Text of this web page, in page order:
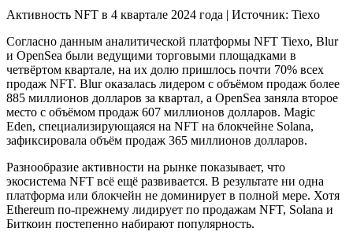
Активность NFT в 4 квартале 2024 года | Источник: Tiexo
Согласно данным аналитической платформы NFT Tiexo, Blur
и OpenSea были ведущими торговыми площадками в
четвёртом квартале, на их долю пришлось почти 70% всех
продаж NFT. Blur оказалась лидером с объёмом продаж более
885 миллионов долларов за квартал, а OpenSea заняла второе
место с объёмом продаж 607 миллионов долларов. Magic
Eden, специализирующаяся на NFT на блокчейне Solana,
зафиксировала объём продаж 365 миллионов долларов.
Разнообразие активности на рынке показывает, что
экосистема NFT всё ещё развивается. В результате ни одна
платформа или блокчейн не доминирует в полной мере. Хотя
Ethereum по-прежнему лидирует по продажам NFT, Solana и
Биткоин постепенно набирают популярность.